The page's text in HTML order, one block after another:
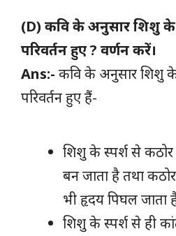
(D) कवि के अनुसार शिशु के
परिवर्तन हुए ? वर्णन करें।
Ans:- कवि के अनुसार शिशु के
परिवर्तन हुए हैं-
शिशु के स्पर्श से
बन जाता है तथा
भी हृदय पिघल जाता
शिशु के स्पर्श से ही